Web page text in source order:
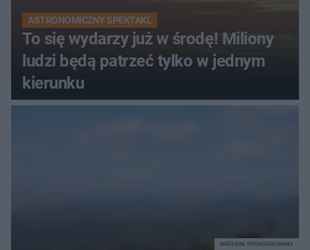
ASTRONOMICZNY SPEKTAKL
To się wydarzy już w środę! Miliony
ludzi będą patrzeć tylko w jednym
kierunku
MATERIAŁ SPONSOROWANY